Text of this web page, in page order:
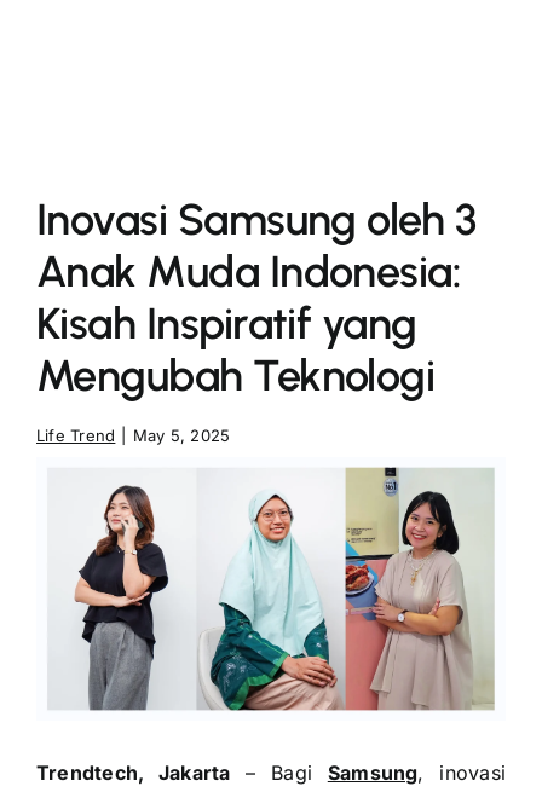
Inovasi Samsung oleh 3
Anak Muda Indonesia:
Kisah Inspiratif yang
Mengubah Teknologi
Life Trend May 5, 2025
Trendtech, Jakarta – Bagi Samsung, inovasi